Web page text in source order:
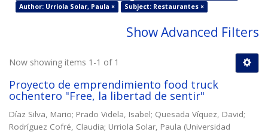
Author: Urriola Solar, Paula ×
Subject: Restaurantes ×
Show Advanced Filters
Now showing items 1-1 of 1
Proyecto de emprendimiento food truck
ochentero "Free, la libertad de sentir"
Díaz Silva, Mario; Prado Videla, Isabel; Quesada Víquez, David;
Rodríguez Cofré, Claudia; Urriola Solar, Paula (Universidad